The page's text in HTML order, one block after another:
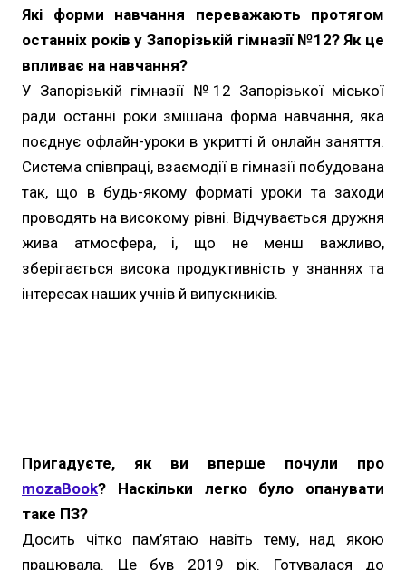
Які форми навчання переважають протягом
останніх років у Запорізькій гімназії №12? Як це
впливає на навчання?
У Запорізькій гімназії №12 Запорізької міської
ради останні роки змішана форма навчання, яка
поєднує офлайн-уроки в укритті й онлайн заняття.
Система співпраці, взаємодії в гімназії побудована
так, що в будь-якому форматі уроки та заходи
проводять на високому рівні. Відчувається дружня
жива атмосфера, і, що не менш важливо,
зберігається висока продуктивність у знаннях та
інтересах наших учнів й випускників.
Пригадуєте, як ви вперше почули про
mozaBook? Наскільки легко було опанувати
таке ПЗ?
Досить чітко пам’ятаю навіть тему, над якою
працювала. Це був 2019 рік. Готувалася до